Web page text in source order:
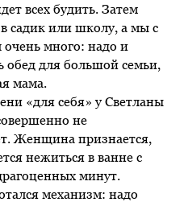
всех будить. Затем
в садик или школу, а мы с
очень много: надо и
обед для большой семьи,
мама.
«для себя» у Светланы
не
Женщина признается,
нежиться в ванне с
минут.
механизм: надо